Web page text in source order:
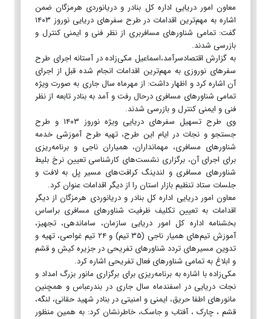
معاون امور دریایی اداره کل بنادر و دریانوردی هرمزگان ضمن
اشاره به مهم‌ترین اقدامات در طرح سفرهای دریایی نوروز ۱۴۰۳
گفت: تمامی شناورهای مسافربری از نظر فنی و ایمنی کنترل و
بازرسی شدند.
به گزارش اقتصادسرآمد،اسماعیل مکی‌زاده در آستانه اجرای طرح
سفرهای نوروزی به مهم‌ترین اقدامات انجام شده قبل از اجرای
آن اشاره کرد و اظهار داشت: از مهرماه سال جاری به صورت ویژه
تمامی شناورهای مسافری درحال رفت و آمد به بنادر تابعه از نظر
فنی و ایمنی کنترل و بازرسی شدند.
وی طرح تسهیل سفرهای دریایی ویژه نوروز ۱۴۰۳ و طرح
جستجو و نجات در ایام این طرح، تهیه طرح آموزشی خدمه
شناورهای مسافری، مهمانداران، همیاران ناجی و برنامه‌ریزی
برای اجرای آن، برگزاری نشست‌های کارشناسی تعیین نرخ بلیط
شناورهای مسافری و لندینگ کرافت‌های مسیر پل به لافت و
جلسات ستاد تنظیم بازار استان را از دیگر اقدامات عنوان کرد.
معاون امور دریایی اداره کل بنادر و دریانوردی هرمزگان از دیگر
اقدامات به تعیین تکلیف ظرفیت شناورهای مسافری براساس
بخشنامه اداره کل امور دریایی سازمان، ساماندهی، تجهیز،
آموزش تیم‌های همیار ناجی (۳۵ تیم) و ۲۴ تیم غواصی، تهیه و
تدوین مسیرهای تردد شناورهای تفریحی در جزیره کیش و قشم
و ابلاغ به تمامی شناورهای فعال تفریحی اشاره کرد.
مکی‌زاده با اشاره به برنامه‌ریزی برای برگزاری مانور بزرگ امداد و
نجات دریایی در اسفندماه سال جاری در بندرعباس و همچنین
مانورهای اطفا حریق، ایمنی و امنیتی در بنادر شهید حقانی، لنگه،
قشم ، چارک ، آفتاب و جاسک، خاطرنشان کرد: به همین منظور